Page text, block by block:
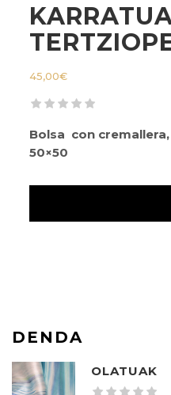
45,00€
Bolsa con
50×50
DENDA
OLATUAK